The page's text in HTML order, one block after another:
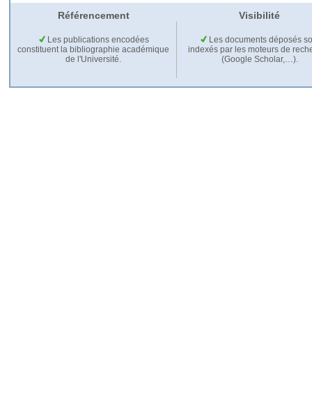
Référencement Visibilité
Les publications encodées
constituent la bibliographie académique
de l'Université.
Les documents déposés
indexés par les moteurs de
(Google Scholar,…).